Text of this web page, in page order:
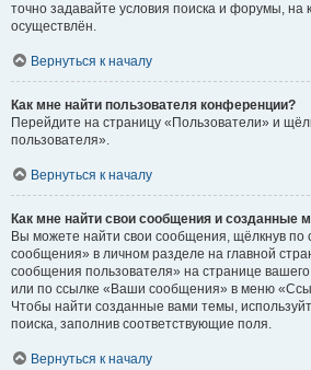
точно задавайте условия поиска и форумы, на
осуществлён.
Вернуться к началу
Как мне найти пользователя конференции?
Перейдите на страницу «Пользователи» и
пользователя».
Вернуться к началу
Как мне найти свои сообщения и созданные
Вы можете найти свои сообщения, щёлкнув по
сообщения» в личном разделе на главной
сообщения пользователя» на странице
или по ссылке «Ваши сообщения» в меню
Чтобы найти созданные вами темы,
поиска, заполнив соответствующие поля.
Вернуться к началу